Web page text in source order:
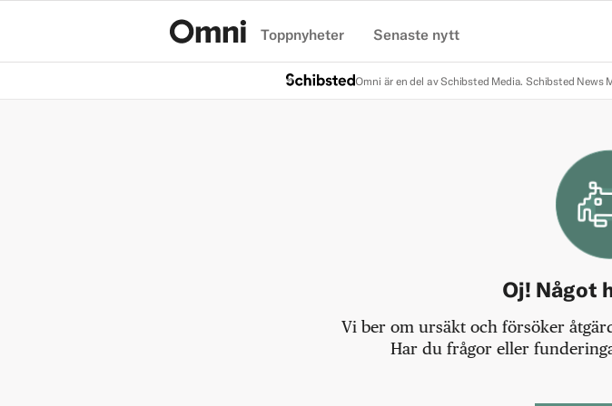
Toppnyheter Senaste nytt
Omni är en del av Schibsted Media. Schibsted News
Oj! Något
Vi ber om ursäkt och försöker
Har du frågor eller